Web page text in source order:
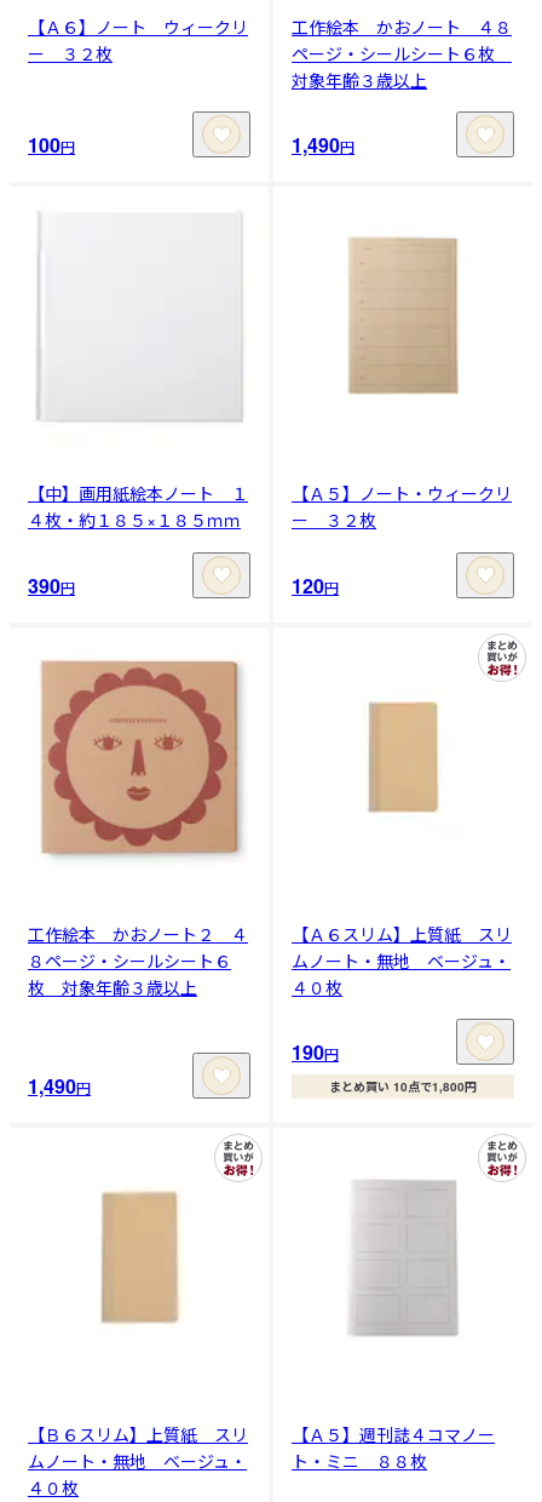
【Ａ６】ノート ウィークリ
ー ３２枚
100円
工作絵本 かおノート ４８
ページ・シールシート６枚
対象年齢３歳以上
1,490円
【中】画用紙絵本ノート １
４枚・約１８５×１８５ｍｍ
390円
【Ａ５】ノート・ウィークリ
ー ３２枚
120円
工作絵本 かおノート２ ４
８ページ・シールシート６
枚 対象年齢３歳以上
1,490円
【Ａ６スリム】上質紙 スリ
ムノート・無地 ベージュ・
４０枚
190円
まとめ買い 10点で1,800円
【Ｂ６スリム】上質紙 スリ
ムノート・無地 ベージュ・
４０枚
【Ａ５】週刊誌４コマノー
ト・ミニ ８８枚